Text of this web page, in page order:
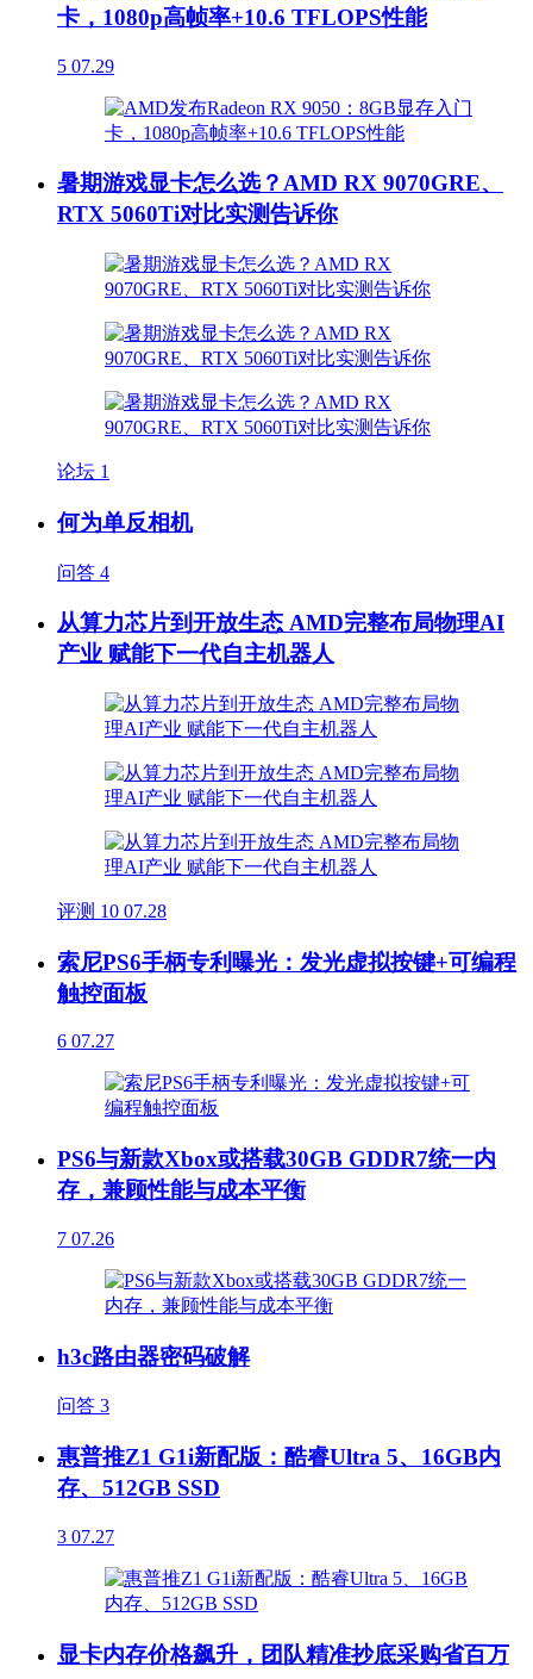
卡，1080p高帧率+10.6 TFLOPS性能
5 07.29
暑期游戏显卡怎么选？AMD RX 9070GRE、
RTX 5060Ti对比实测告诉你
论坛 1
何为单反相机
问答 4
从算力芯片到开放生态 AMD完整布局物理AI
产业 赋能下一代自主机器人
评测 10 07.28
索尼PS6手柄专利曝光：发光虚拟按键+可编程
触控面板
6 07.27
PS6与新款Xbox或搭载30GB GDDR7统一内
存，兼顾性能与成本平衡
7 07.26
h3c路由器密码破解
问答 3
惠普推Z1 G1i新配版：酷睿Ultra 5、16GB内
存、512GB SSD
3 07.27
显卡内存价格飙升，团队精准抄底采购省百万